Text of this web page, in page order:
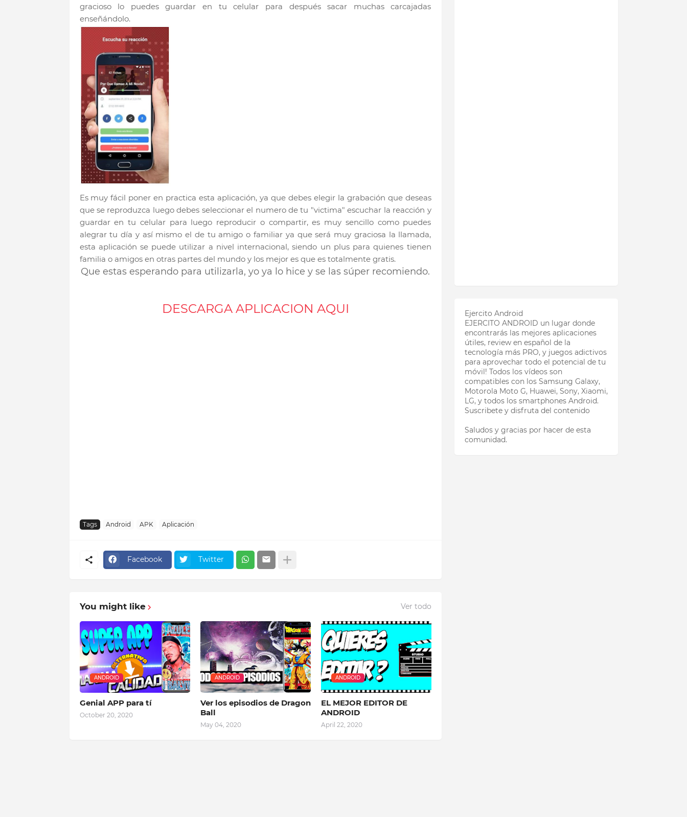
gracioso lo puedes guardar en tu celular para después sacar muchas carcajadas
enseñándolo.
Es muy fácil poner en practica esta aplicación, ya que debes elegir la grabación que deseas
que se reproduzca luego debes seleccionar el numero de tu "victima" escuchar la reacción y
guardar en tu celular para luego reproducir o compartir, es muy sencillo como puedes
alegrar tu día y así mismo el de tu amigo o familiar ya que será muy graciosa la llamada,
esta aplicación se puede utilizar a nivel internacional, siendo un plus para quienes tienen
familia o amigos en otras partes del mundo y los mejor es que es totalmente gratis.
Que estas esperando para utilizarla, yo ya lo hice y se las súper recomiendo.
DESCARGA APLICACION AQUI
Tags Android APK Aplicación
Facebook Twitter
You might like Ver todo
ANDROID
Genial APP para tí
October 20, 2020
ANDROID
Ver los episodios de Dragon
Ball
May 04, 2020
ANDROID
EL MEJOR EDITOR DE
ANDROID
April 22, 2020
Ejercito Android
EJERCITO ANDROID un lugar donde
encontrarás las mejores aplicaciones
útiles, review en español de la
tecnología más PRO, y juegos adictivos
para aprovechar todo el potencial de tu
móvil! Todos los vídeos son
compatibles con los Samsung Galaxy,
Motorola Moto G, Huawei, Sony, Xiaomi,
LG, y todos los smartphones Android.
Suscribete y disfruta del contenido
Saludos y gracias por hacer de esta
comunidad.